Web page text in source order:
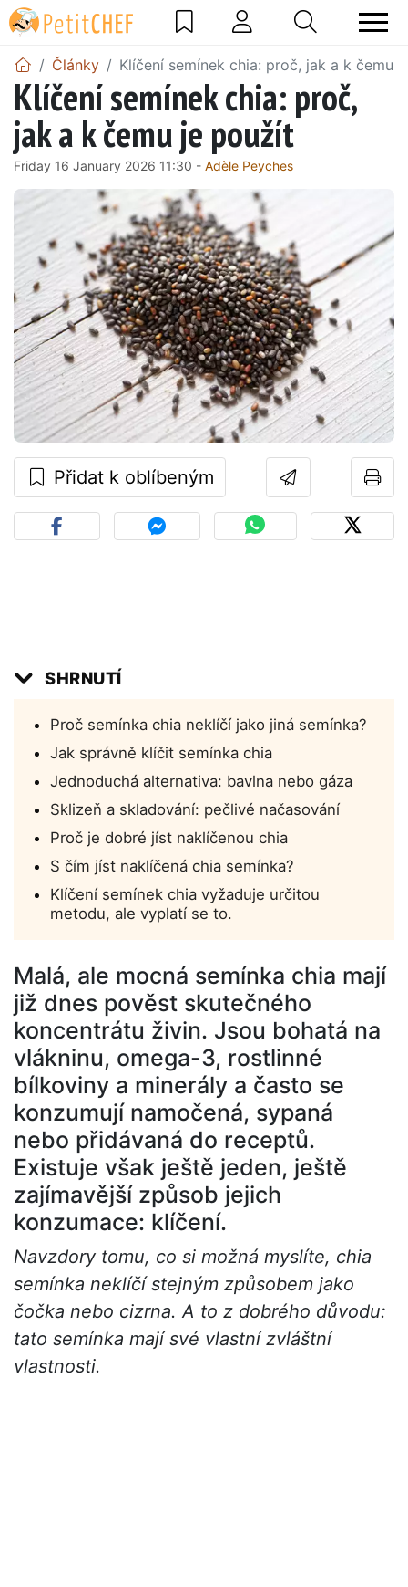
Články Klíčení semínek chia: proč, jak a k čemu
Klíčení semínek chia: proč,
jak a k čemu je použít
Friday 16 January 2026 11:30 - Adèle Peyches
Přidat k oblíbeným
SHRNUTÍ
Proč semínka chia neklíčí jako jiná semínka?
Jak správně klíčit semínka chia
Jednoduchá alternativa: bavlna nebo gáza
Sklizeň a skladování: pečlivé načasování
Proč je dobré jíst naklíčenou chia
S čím jíst naklíčená chia semínka?
Klíčení semínek chia vyžaduje určitou
metodu, ale vyplatí se to.
Malá, ale mocná semínka chia mají
již dnes pověst skutečného
koncentrátu živin. Jsou bohatá na
vlákninu, omega-3, rostlinné
bílkoviny a minerály a často se
konzumují namočená, sypaná
nebo přidávaná do receptů.
Existuje však ještě jeden, ještě
zajímavější způsob jejich
konzumace: klíčení.
Navzdory tomu, co si možná myslíte, chia
semínka neklíčí stejným způsobem jako
čočka nebo cizrna. A to z dobrého důvodu:
tato semínka mají své vlastní zvláštní
vlastnosti.